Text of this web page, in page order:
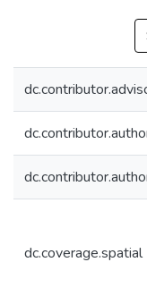
dc.coverage.spatial